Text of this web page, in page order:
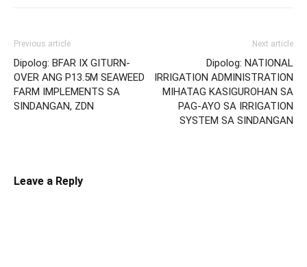
Previous article
Dipolog: BFAR IX GITURN-
OVER ANG P13.5M SEAWEED
FARM IMPLEMENTS SA
SINDANGAN, ZDN
Next article
Dipolog: NATIONAL
IRRIGATION ADMINISTRATION
MIHATAG KASIGUROHAN SA
PAG-AYO SA IRRIGATION
SYSTEM SA SINDANGAN
Leave a Reply